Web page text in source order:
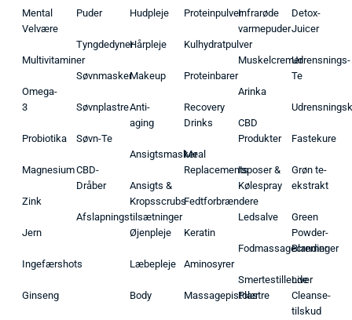
Mental
Velvære
Multivitaminer
Omega-
3
Probiotika
Magnesium
Zink
Jern
Ingefærshots
Ginseng
Puder
Tyngdedyner
Søvnmasker
Søvnplastre
Søvn-Te
CBD-
Dråber
Afslapningstilsætninger
Hudpleje
Hårpleje
Makeup
Anti-
aging
Ansigtsmasker
Ansigts &
Kropsscrubs
Øjenpleje
Læbepleje
Body
Proteinpulver
Kulhydratpulver
Proteinbarer
Recovery
Drinks
Meal
Replacements
Fedtforbrændere
Keratin
Aminosyrer
Massagepistoler
Infrarøde
varmepuder
Muskelcremer
Arinka
CBD
Produkter
Isposer &
Kølespray
Ledsalve
Fodmassagecremer
Smertestillende
Plastre
Detox-
Juicer
Udrensnings-
Te
Fastekure
Grøn te-
ekstrakt
Green
Powder-
Blandinger
Liver
Cleanse-
tilskud